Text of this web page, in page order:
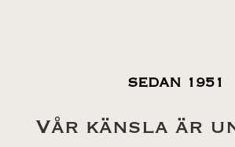
SEDAN 1951
Vår känsla är